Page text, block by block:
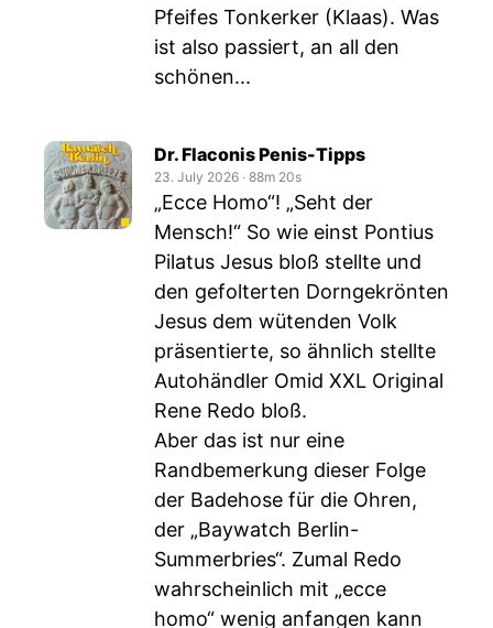
Pfeifes Tonkerker (Klaas). Was
ist also passiert, an all den
schönen...
Dr. Flaconis Penis-Tipps
23. July 2026 ‧ 88m 20s
„Ecce Homo“! „Seht der
Mensch!“ So wie einst Pontius
Pilatus Jesus bloß stellte und
den gefolterten Dorngekrönten
Jesus dem wütenden Volk
präsentierte, so ähnlich stellte
Autohändler Omid XXL Original
Rene Redo bloß.
Aber das ist nur eine
Randbemerkung dieser Folge
der Badehose für die Ohren,
der „Baywatch Berlin-
Summerbries“. Zumal Redo
wahrscheinlich mit „ecce
homo“ wenig anfangen kann